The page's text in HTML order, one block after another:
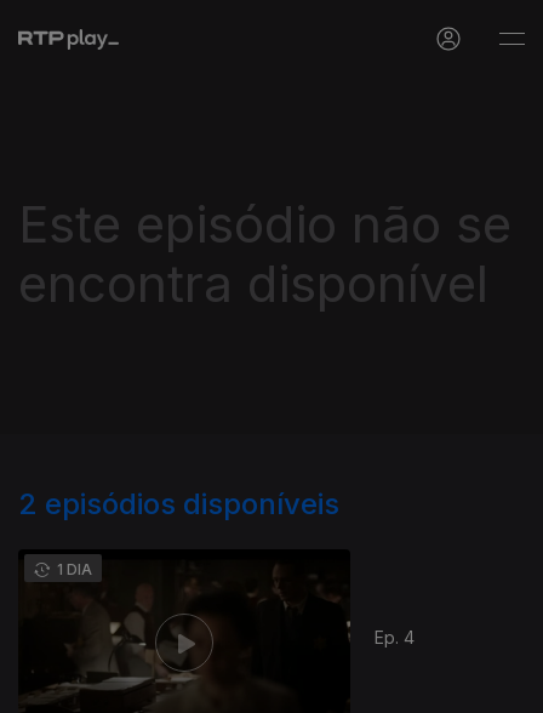
Este episódio não se
encontra disponível
2 episódios disponíveis
1 DIA
Ep. 4
927564